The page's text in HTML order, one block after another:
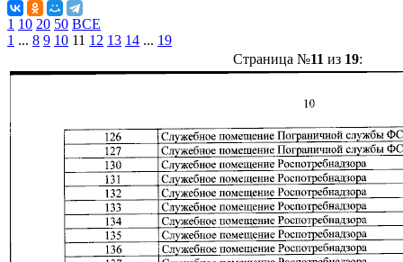
1 10 20 50 ВСЕ
1 ... 8 9 10 11 12 13 14 ... 19
Страница №11 из 19: